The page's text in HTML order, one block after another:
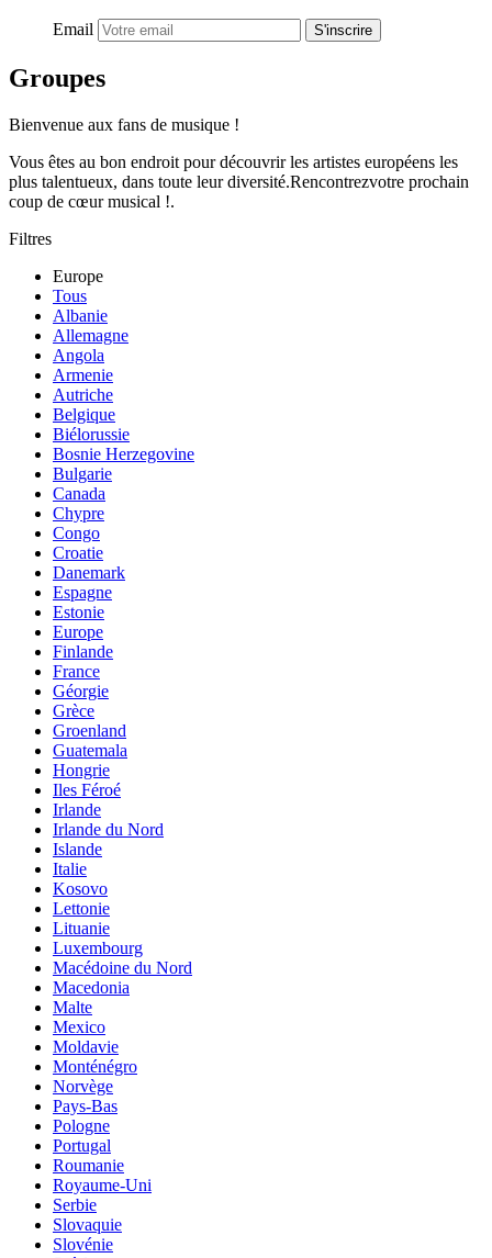
Email S'inscrire
Groupes
Bienvenue aux fans de musique !
Vous êtes au bon endroit pour découvrir les artistes européens les
plus talentueux, dans toute leur diversité.Rencontrezvotre prochain
coup de cœur musical !.
Filtres
Europe
Tous
Albanie
Allemagne
Angola
Armenie
Autriche
Belgique
Biélorussie
Bosnie Herzegovine
Bulgarie
Canada
Chypre
Congo
Croatie
Danemark
Espagne
Estonie
Europe
Finlande
France
Géorgie
Grèce
Groenland
Guatemala
Hongrie
Iles Féroé
Irlande
Irlande du Nord
Islande
Italie
Kosovo
Lettonie
Lituanie
Luxembourg
Macédoine du Nord
Macedonia
Malte
Mexico
Moldavie
Monténégro
Norvège
Pays-Bas
Pologne
Portugal
Roumanie
Royaume-Uni
Serbie
Slovaquie
Slovénie